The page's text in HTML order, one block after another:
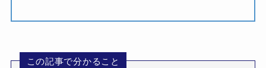
この記事で分かること